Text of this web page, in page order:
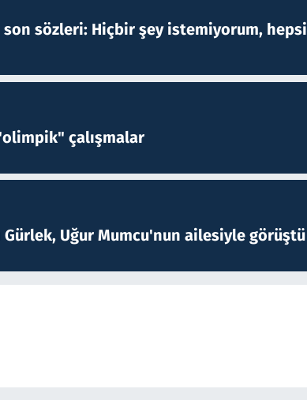
son sözleri: Hiçbir şey istemiyorum, hepsi
çalışmalar
Gürlek, Uğur Mumcu'nun ailesiyle görüştü